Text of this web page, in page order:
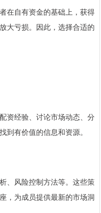
在自有资金的基础上，获得
大亏损。因此，选择合适的
资经验、讨论市场动态、分
有价值的信息和资源。
、风险控制方法等。这些策
，为成员提供最新的市场洞